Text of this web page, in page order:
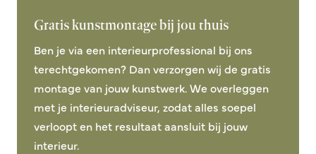
Gratis kunstmontage bij jou thuis
Ben je via een interieurprofessional bij ons
terechtgekomen? Dan verzorgen wij de gratis
montage van jouw kunstwerk. We overleggen
met je interieuradviseur, zodat alles soepel
verloopt en het resultaat aansluit bij jouw
interieur.